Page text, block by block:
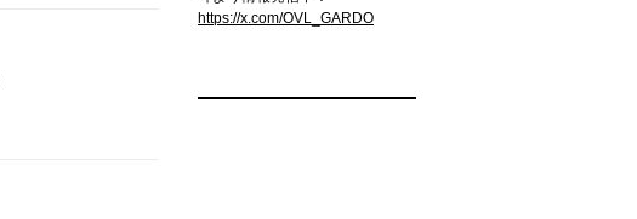
https://x.com/OVL_GARDO